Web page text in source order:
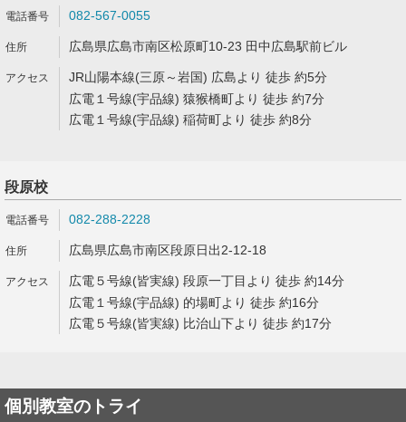
082-567-0055
広島県広島市南区松原町10-23 田中広島駅前ビル
JR山陽本線(三原～岩国) 広島より 徒歩 約5分
広電１号線(宇品線) 猿猴橋町より 徒歩 約7分
広電１号線(宇品線) 稲荷町より 徒歩 約8分
段原校
082-288-2228
広島県広島市南区段原日出2-12-18
広電５号線(皆実線) 段原一丁目より 徒歩 約14分
広電１号線(宇品線) 的場町より 徒歩 約16分
広電５号線(皆実線) 比治山下より 徒歩 約17分
個別教室のトライ